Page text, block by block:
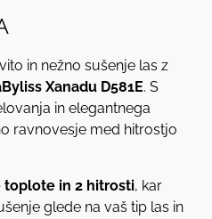
in nežno sušenje las z
Xanadu D581E. S
in elegantnega
ravnovesje med hitrostjo
toplote in 2 hitrosti, kar
glede na vaš tip las in